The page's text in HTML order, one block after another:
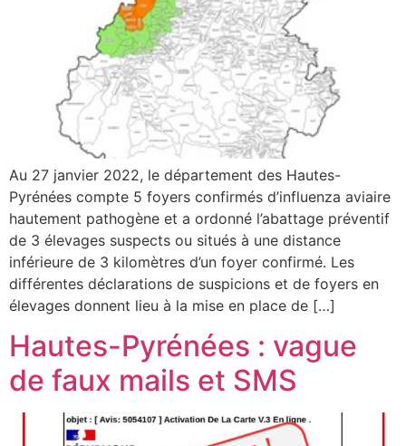
Au 27 janvier 2022, le département des Hautes-
Pyrénées compte 5 foyers confirmés d’influenza aviaire
hautement pathogène et a ordonné l’abattage préventif
de 3 élevages suspects ou situés à une distance
inférieure de 3 kilomètres d’un foyer confirmé. Les
différentes déclarations de suspicions et de foyers en
élevages donnent lieu à la mise en place de […]
Hautes-Pyrénées : vague
de faux mails et SMS